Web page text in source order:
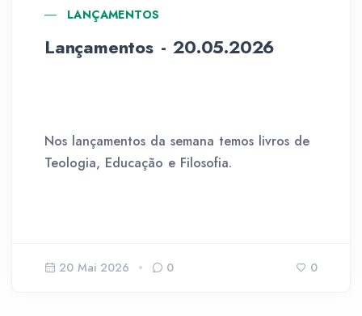
LANÇAMENTOS
Lançamentos - 20.05.2026
Nos lançamentos da semana temos livros de
Teologia, Educação e Filosofia.
20 Mai 2026 0 0